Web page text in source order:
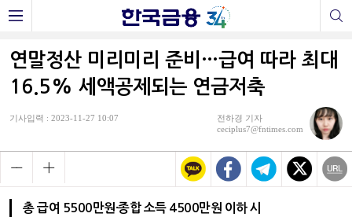
연말정산 미리미리 준비…급여 따라 최대
16.5% 세액공제되는 연금저축
기사입력 : 2023-11-27 10:07
전하경 기자
ceciplus7@fntimes.com
총 급여 5500만원·종합 소득 4500만원 이하 시